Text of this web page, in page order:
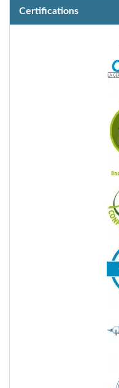
Certifications